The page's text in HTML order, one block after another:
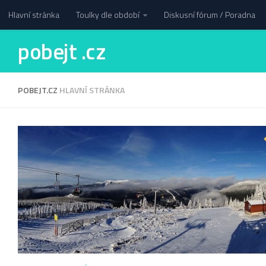
Hlavní stránka Toulky dle období Diskusní fórum / Poradna
pobejt .cz
POBEJT.CZ HLAVNÍ STRÁNKA